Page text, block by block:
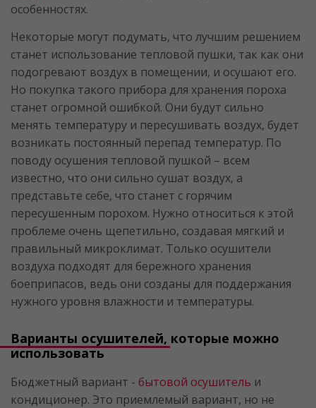
особенностях.
Некоторые могут подумать, что лучшим решением
станет использование тепловой пушки, так как они
подогревают воздух в помещении, и осушают его.
Но покупка такого прибора для хранения пороха
станет огромной ошибкой. Они будут сильно
менять температуру и пересушивать воздух, будет
возникать постоянный перепад температур. По
поводу осушения тепловой пушкой – всем
известно, что они сильно сушат воздух, а
представьте себе, что станет с горячим
пересушенным порохом. Нужно относиться к этой
проблеме очень щепетильно, создавая мягкий и
правильный микроклимат. Только осушители
воздуха подходят для бережного хранения
боеприпасов, ведь они созданы для поддержания
нужного уровня влажности и температуры.
Варианты осушителей, которые можно
использовать
Бюджетный вариант - бытовой осушитель и
кондиционер. Это приемлемый вариант, но не